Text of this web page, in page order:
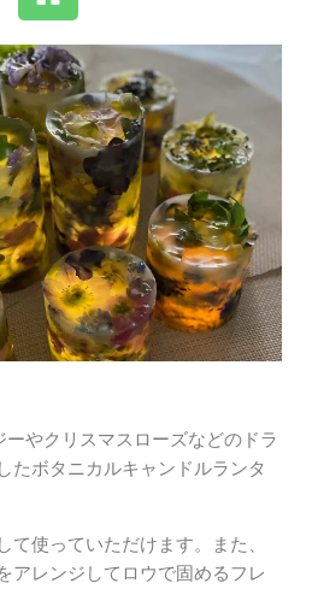
やクリスマスローズなどのドラ
たボタニカルキャンドルランタ
て使っていただけます。また、
アレンジしてロウで固めるフレ